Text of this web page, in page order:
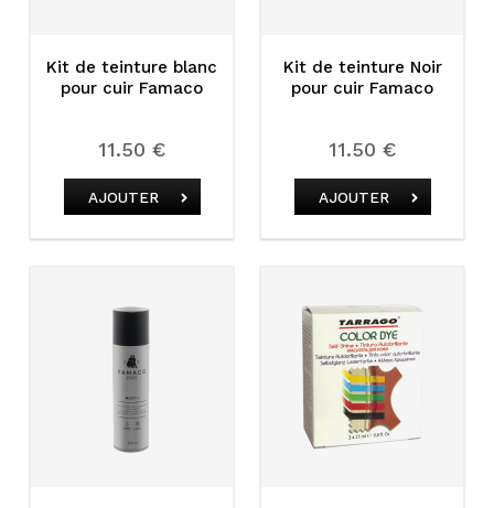
Kit de teinture blanc
pour cuir Famaco
11.50 €
AJOUTER
Kit de teinture Noir
pour cuir Famaco
11.50 €
AJOUTER